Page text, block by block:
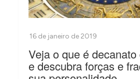
Veja o que é
e descubra forças e